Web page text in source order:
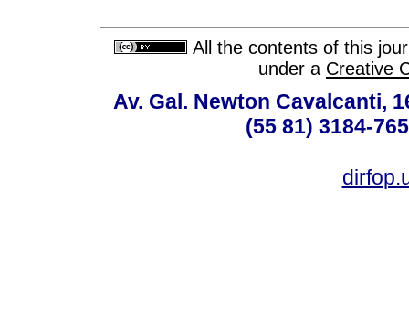
All the contents of this
under a Creative
Av. Gal. Newton Cavalcanti,
(55 81) 3184-